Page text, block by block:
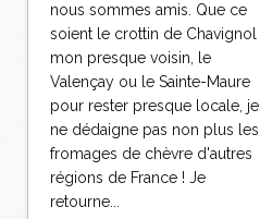
nous sommes amis. Que ce
soient le crottin de Chavignol
mon presque voisin, le
Valençay ou le Sainte-Maure
pour rester presque locale, je
ne dédaigne pas non plus les
fromages de chèvre d'autres
régions de France ! Je
retourne...